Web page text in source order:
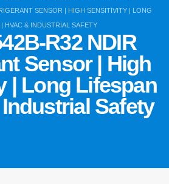
SENSOR | HIGH SENSITIVITY | LONG
| HVAC & INDUSTRIAL SAFETY
R32 NDIR
Sensor | High
| Long Lifespan
Safety